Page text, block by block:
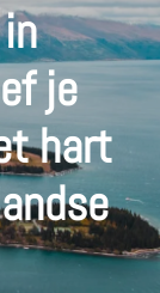
je
hart